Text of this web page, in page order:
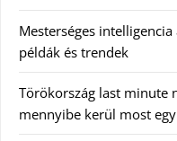
Mesterséges
példák és trendek
Törökország last minute
mennyibe kerül most